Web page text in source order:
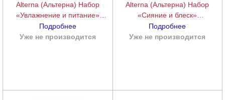
Alterna (Альтерна) Набор
«Увлажнение и питание»
(шампунь+кондиционер) (Caviar
Moisture Holiday Duo), 250+250
подробнее
Подробнее
Уже не производится
Alterna (Альтерна) Набор
«Сияние и блеск»
(шампунь+кондиционер)
(Bamboo Smooth Holiday Duo),
подробнее
Подробнее
Уже не производится